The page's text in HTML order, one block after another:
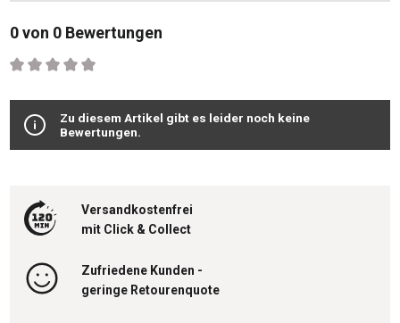
0 von 0 Bewertungen
Durchschnittliche Bewertung von 0 von 5 Sternen
Zu diesem Artikel gibt es leider noch keine
Bewertungen.
Versandkostenfrei
mit Click & Collect
Zufriedene Kunden -
geringe Retourenquote